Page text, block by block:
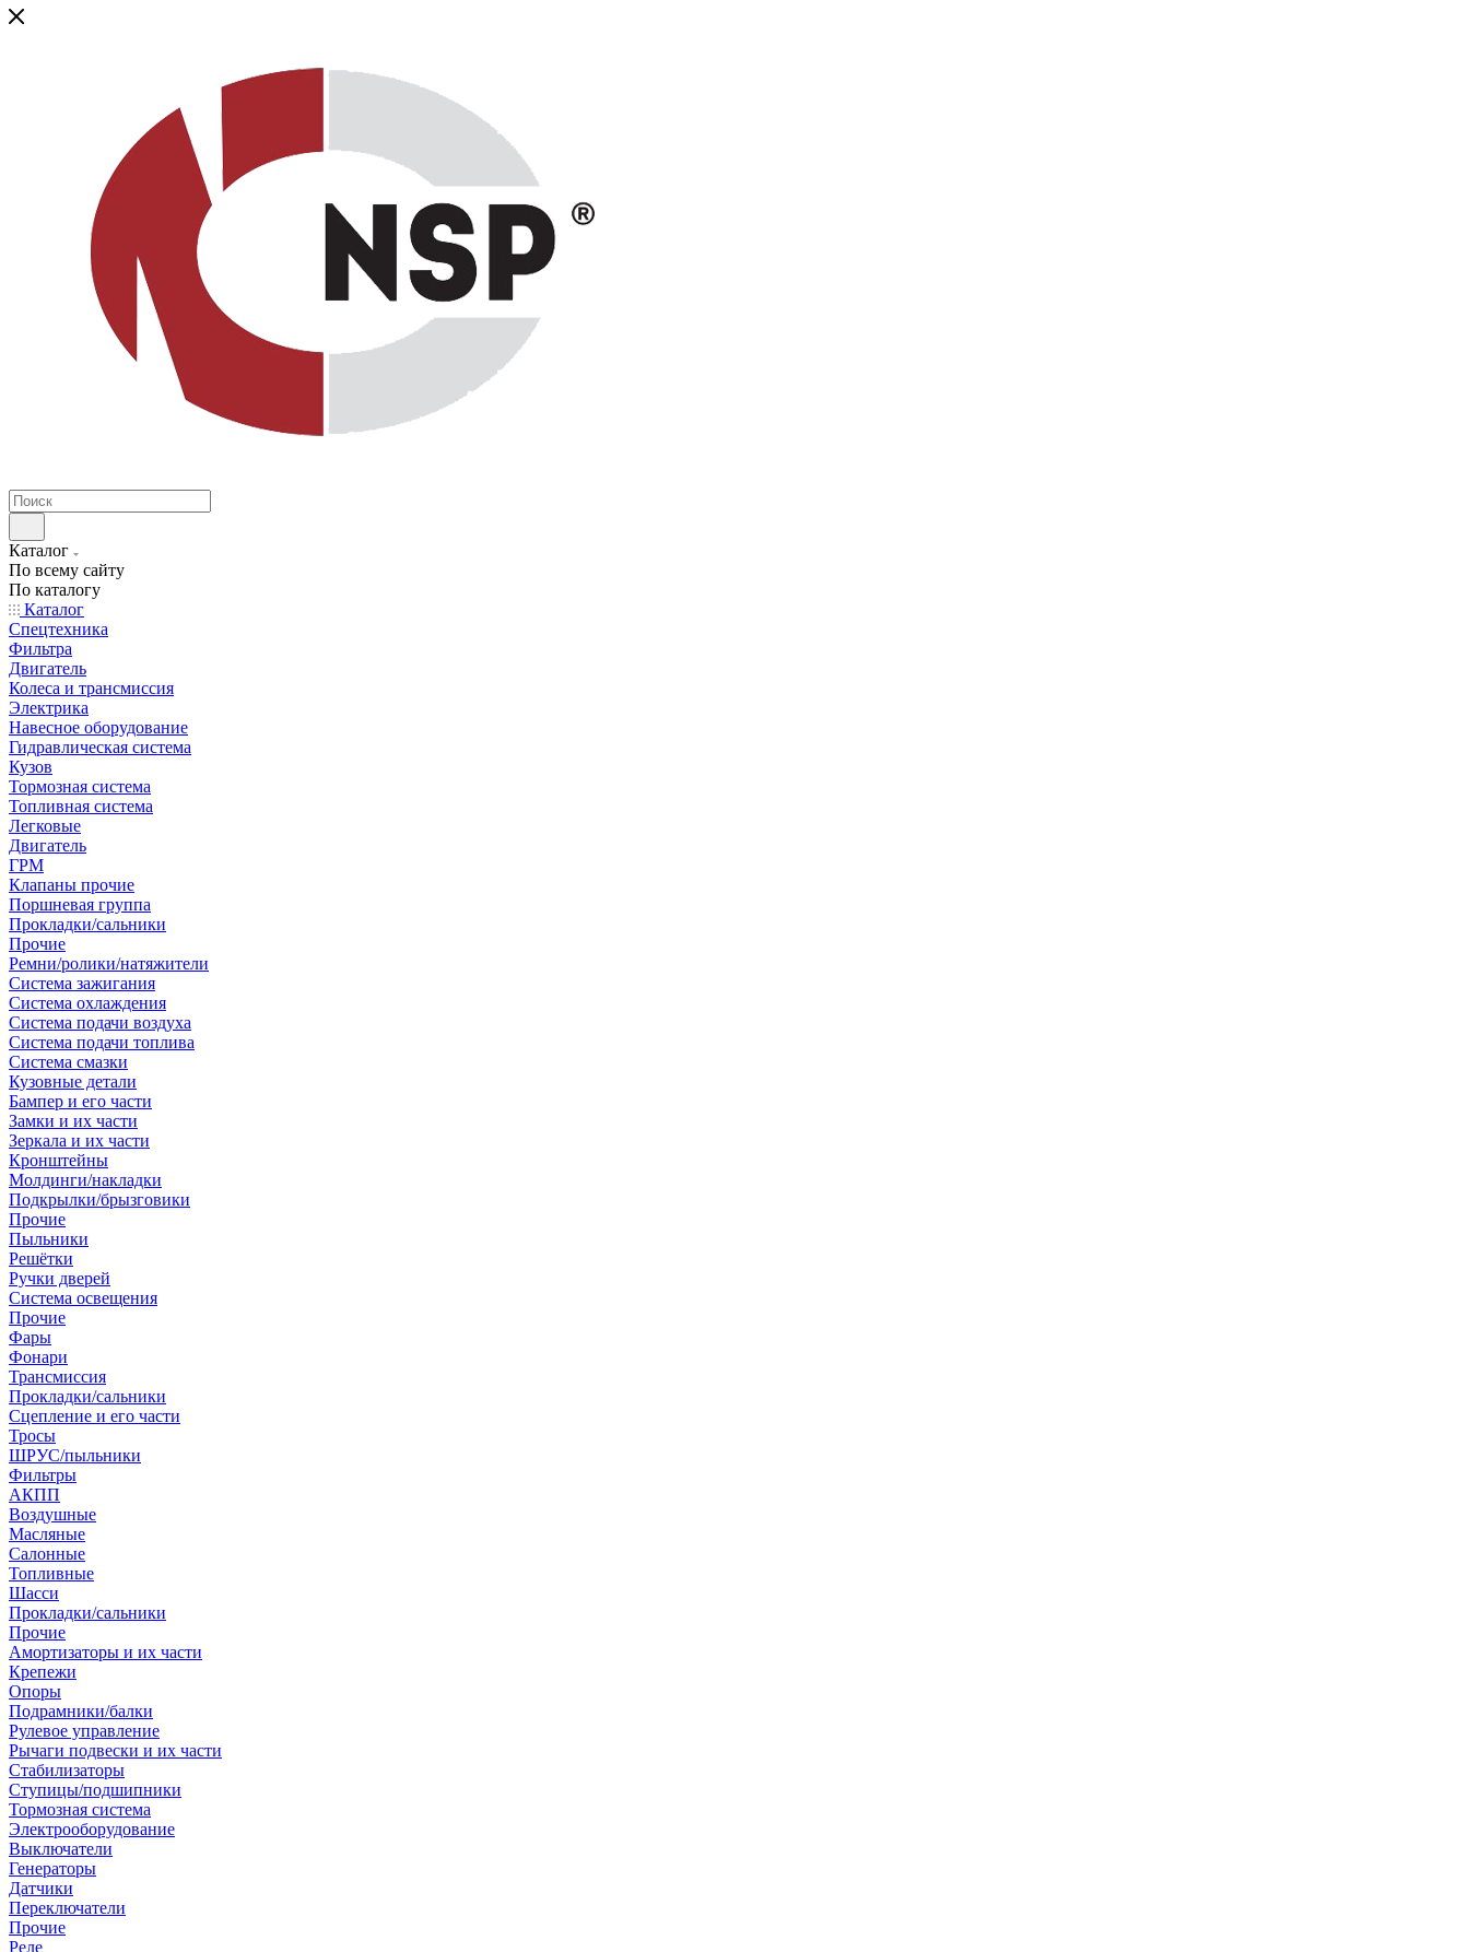
Каталог
По всему сайту
По каталогу
Каталог
Спецтехника
Фильтра
Двигатель
Колеса и трансмиссия
Электрика
Навесное оборудование
Гидравлическая система
Кузов
Тормозная система
Топливная система
Легковые
Двигатель
ГРМ
Клапаны прочие
Поршневая группа
Прокладки/сальники
Прочие
Ремни/ролики/натяжители
Система зажигания
Система охлаждения
Система подачи воздуха
Система подачи топлива
Система смазки
Кузовные детали
Бампер и его части
Замки и их части
Зеркала и их части
Кронштейны
Молдинги/накладки
Подкрылки/брызговики
Прочие
Пыльники
Решётки
Ручки дверей
Система освещения
Прочие
Фары
Фонари
Трансмиссия
Прокладки/сальники
Сцепление и его части
Тросы
ШРУС/пыльники
Фильтры
АКПП
Воздушные
Масляные
Салонные
Топливные
Шасси
Прокладки/сальники
Прочие
Амортизаторы и их части
Крепежи
Опоры
Подрамники/балки
Рулевое управление
Рычаги подвески и их части
Стабилизаторы
Ступицы/подшипники
Тормозная система
Электрооборудование
Выключатели
Генераторы
Датчики
Переключатели
Прочие
Реле